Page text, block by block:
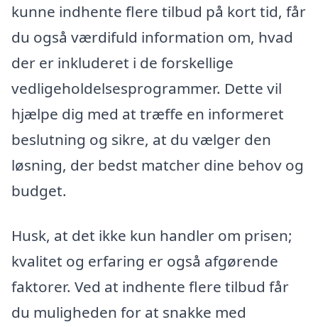
kunne indhente flere tilbud på kort tid, får
du også værdifuld information om, hvad
der er inkluderet i de forskellige
vedligeholdelsesprogrammer. Dette vil
hjælpe dig med at træffe en informeret
beslutning og sikre, at du vælger den
løsning, der bedst matcher dine behov og
budget.
Husk, at det ikke kun handler om prisen;
kvalitet og erfaring er også afgørende
faktorer. Ved at indhente flere tilbud får
du muligheden for at snakke med